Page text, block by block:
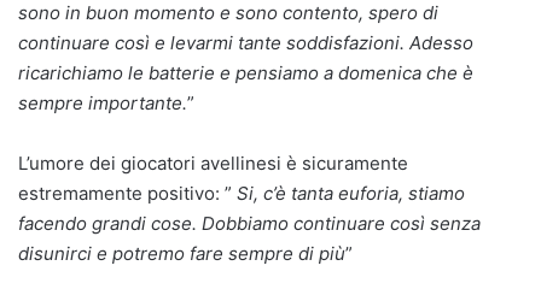
sono in buon momento e sono contento, spero di
continuare così e levarmi tante soddisfazioni. Adesso
ricarichiamo le batterie e pensiamo a domenica che è
sempre importante.”
L’umore dei giocatori avellinesi è sicuramente
estremamente positivo: ” Si, c’è tanta euforia, stiamo
facendo grandi cose. Dobbiamo continuare così senza
disunirci e potremo fare sempre di più”